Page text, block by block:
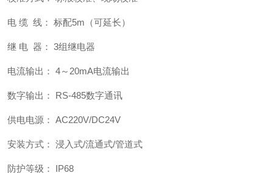
电 缆 线： 标配5m（可延长）
继 电 器： 3组继电器
电流输出： 4～20mA电流输出
数字输出： RS-485数字通讯
供电电源： AC220V/DC24V
安装方式： 浸入式/流通式/管道式
防护等级： IP68